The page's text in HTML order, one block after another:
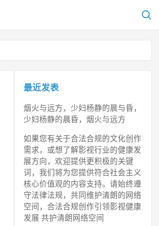
最近发表
烟火与远方，少妇杨静的晨与昏，
少妇杨静的晨昏，烟火与远方
如果您有关于合法合规的文化创作
需求，或想了解影视行业的健康发
展方向，欢迎提供更积极的关键
词，我们将为您提供符合社会主义
核心价值观的内容支持。请始终遵
守法律法规，共同维护清朗的网络
空间，合法合规创作引领影视健康
发展 共护清朗网络空间